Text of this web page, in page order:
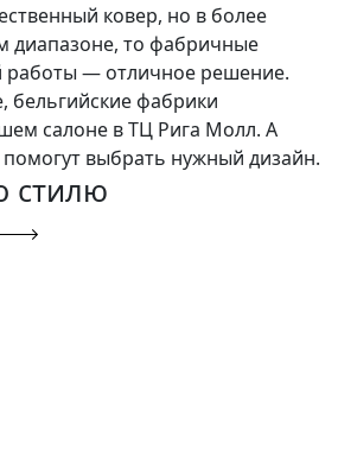
ковер, но в более
диапазоне, то фабричные
— отличное решение.
бельгийские фабрики
салоне в ТЦ Рига Молл. А
выбрать нужный дизайн.
стилю